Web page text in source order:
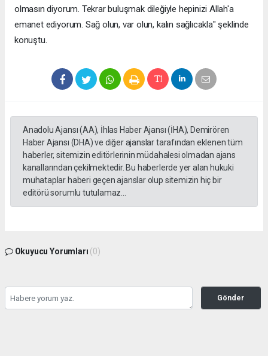
olmasın diyorum. Tekrar buluşmak dileğiyle hepinizi Allah'a
emanet ediyorum. Sağ olun, var olun, kalın sağlıcakla" şeklinde
konuştu.
Anadolu Ajansı (AA), İhlas Haber Ajansı (İHA), Demirören
Haber Ajansı (DHA) ve diğer ajanslar tarafından eklenen tüm
haberler, sitemizin editörlerinin müdahalesi olmadan ajans
kanallarından çekilmektedir. Bu haberlerde yer alan hukuki
muhataplar haberi geçen ajanslar olup sitemizin hiç bir
editörü sorumlu tutulamaz...
Okuyucu Yorumları (0)
Gönder